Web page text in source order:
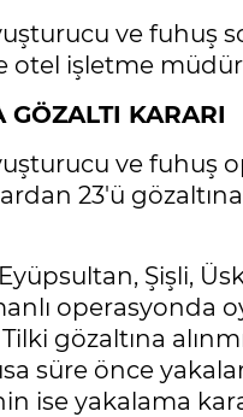
ve fuhuş
otel işletme
KARARI
ve fuhuş
23'ü
Eyüpsultan, Şişli,
operasyonda
gözaltına
süre önce
ise yakalama